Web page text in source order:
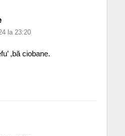
la 23:20
,bă ciobane.